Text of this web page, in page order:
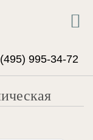
995-34-72